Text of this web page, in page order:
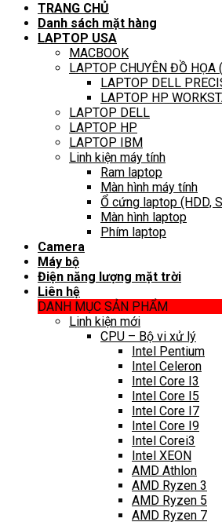
TRANG CHỦ
Danh sách mặt hàng
LAPTOP USA
MACBOOK
LAPTOP CHUYÊN ĐỒ HỌA
LAPTOP DELL
LAPTOP HP
LAPTOP DELL
LAPTOP HP
LAPTOP IBM
Linh kiện máy tính
Ram laptop
Màn hình máy tính
Ổ cứng laptop (HDD,
Màn hình laptop
Phím laptop
Camera
Máy bộ
Điện năng lượng mặt trời
Liên hệ
DANH MỤC SẢN PHẨM
Linh kiện mới
CPU – Bộ vi xử lý
Intel Pentium
Intel Celeron
Intel Core I3
Intel Core I5
Intel Core I7
Intel Core I9
Intel Corei3
Intel XEON
AMD Athlon
AMD Ryzen 3
AMD Ryzen 5
AMD Ryzen 7